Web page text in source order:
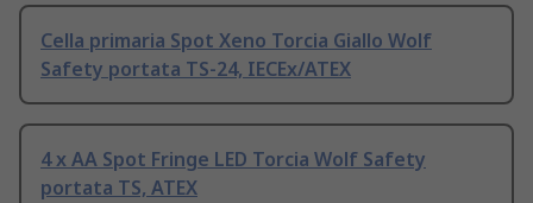
Cella primaria Spot Xeno Torcia Giallo Wolf
Safety portata TS-24, IECEx/ATEX
4 x AA Spot Fringe LED Torcia Wolf Safety
portata TS, ATEX